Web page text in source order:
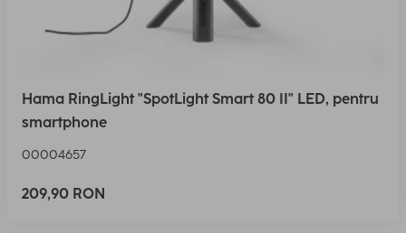
Hama RingLight "SpotLight Smart 80 II" LED, pentru
smartphone
00004657
209,90 RON